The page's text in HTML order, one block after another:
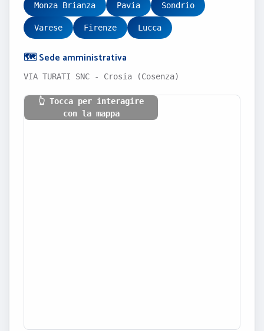
Monza Brianza Pavia Sondrio
Varese Firenze Lucca
🗺️ Sede amministrativa
VIA TURATI SNC - Crosia (Cosenza)
👆 Tocca per interagire
con la mappa